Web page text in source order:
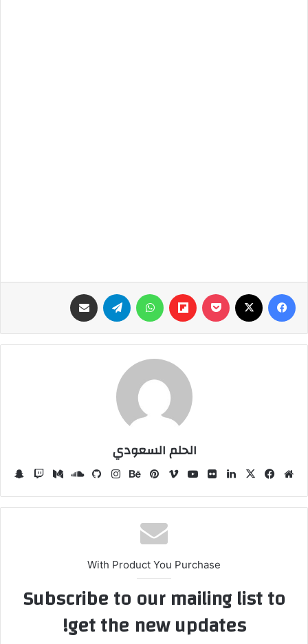
فيسبوك ‫Pocket
Flipboard واتساب تيلقرام
الحلم السعودي
موقع
فيسبوك
‫X لينكدإنصور
فليكر
‫YouTube
ڤميو بينتيريستبيهانسانستقرام ساوند وسط
With Product You Purchase
Subscribe to our mailing list to
get the new updates!